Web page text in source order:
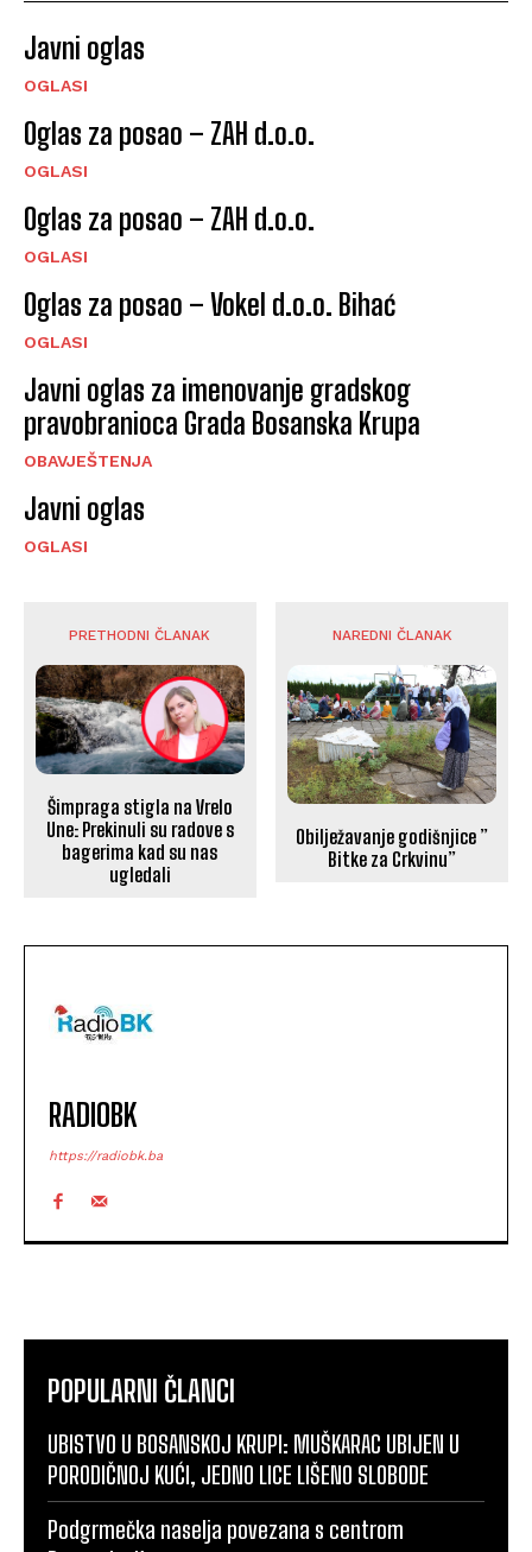
Javni oglas
OGLASI
Oglas za posao – ZAH d.o.o.
OGLASI
Oglas za posao – ZAH d.o.o.
OGLASI
Oglas za posao – Vokel d.o.o. Bihać
OGLASI
Javni oglas za imenovanje gradskog
pravobranioca Grada Bosanska Krupa
OBAVJEŠTENJA
Javni oglas
OGLASI
PRETHODNI ČLANAK
Šimpraga stigla na Vrelo
Une: Prekinuli su radove s
bagerima kad su nas
ugledali
NAREDNI ČLANAK
Obilježavanje godišnjice ”
Bitke za Crkvinu”
RADIOBK
https://radiobk.ba
POPULARNI ČLANCI
UBISTVO U BOSANSKOJ KRUPI: MUŠKARAC UBIJEN U
PORODIČNOJ KUĆI, JEDNO LICE LIŠENO SLOBODE
Podgrmečka naselja povezana s centrom